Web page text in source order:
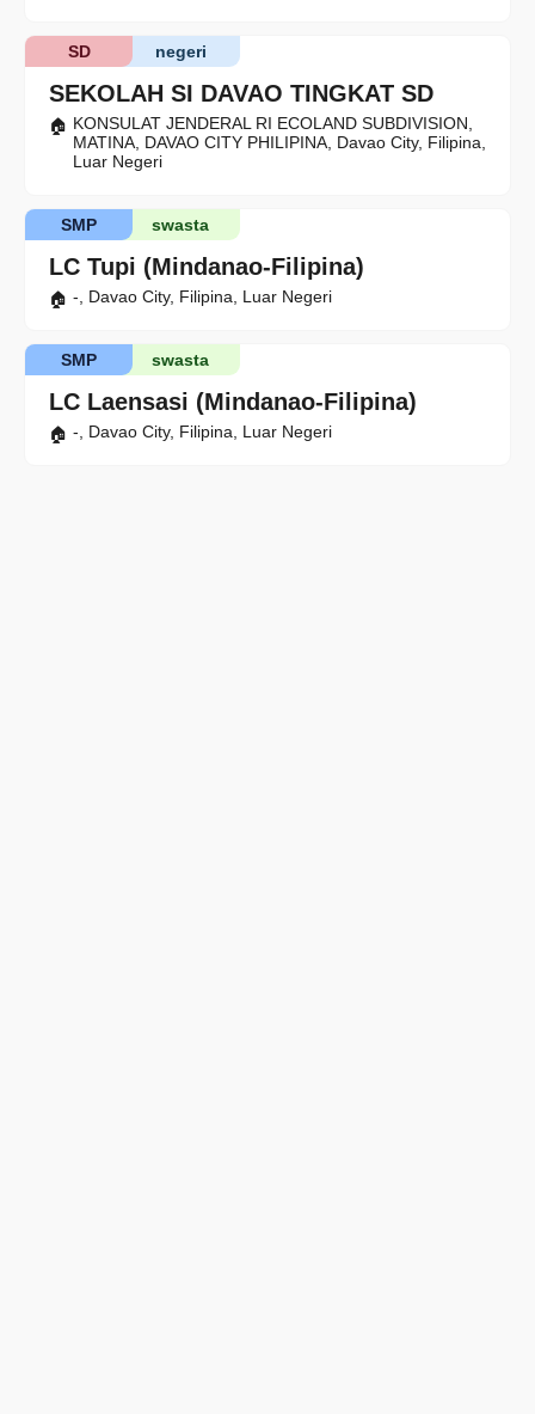
SEKOLAH SI DAVAO TINGKAT SD
negeri
SD
KONSULAT JENDERAL RI ECOLAND SUBDIVISION,
MATINA, DAVAO CITY PHILIPINA, Davao City, Filipina,
Luar Negeri
LC Tupi (Mindanao-Filipina)
swasta
SMP
-, Davao City, Filipina, Luar Negeri
LC Laensasi (Mindanao-Filipina)
swasta
SMP
-, Davao City, Filipina, Luar Negeri